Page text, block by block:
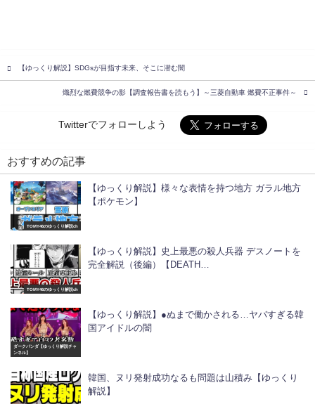
【ゆっくり解説】SDGsが目指す未来、そこに潜む闇
熾烈な燃費競争の影【調査報告書を読もう】～三菱自動車 燃費不正事件～
Twitterでフォローしよう
おすすめの記事
TOMY46のゆっくり解説ch
【ゆっくり解説】様々な表情を持つ地方 ガラル地方
【ポケモン】
TOMY46のゆっくり解説ch
【ゆっくり解説】史上最悪の殺人兵器 デスノートを
完全解説（後編）【DEATH…
ダークパンダ【ゆっくり解説チャ
ンネル】
【ゆっくり解説】●ぬまで働かされる…ヤバすぎる韓
国アイドルの闇
韓国、ヌリ発射成功なるも問題は山積み【ゆっくり
解説】